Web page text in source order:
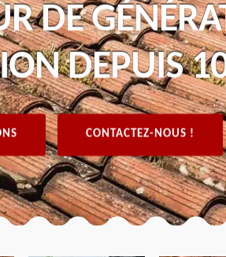
DE
DEPUIS
CONTACTEZ-NOUS !